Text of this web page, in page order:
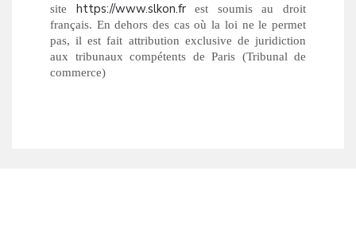
site https://www.slkon.frest soumis au droit
français. En dehors des cas où la loi ne le permet
pas, il est fait attribution exclusive de juridiction
aux tribunaux compétents de Paris (Tribunal de
commerce)